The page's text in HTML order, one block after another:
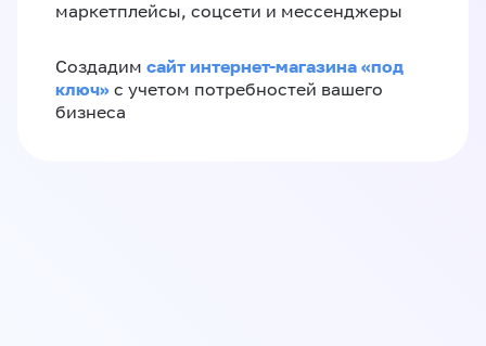
маркетплейсы, соцсети и мессенджеры
Создадим сайт интернет-магазина «под
ключ» с учетом потребностей вашего
бизнеса